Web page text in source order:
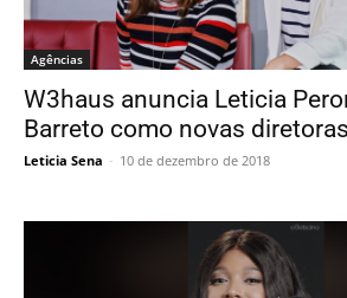
Agências
W3haus anuncia Leticia
Barreto como novas
Leticia Sena - 10 de dezembro de 2018